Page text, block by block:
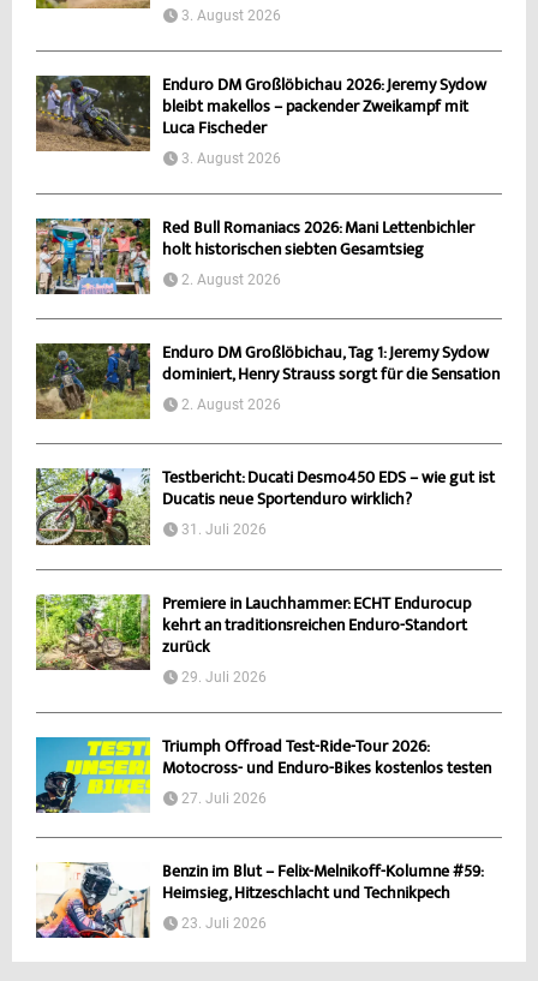
3. August 2026
Enduro DM Großlöbichau 2026: Jeremy Sydow
bleibt makellos – packender Zweikampf mit
Luca Fischeder
3. August 2026
Red Bull Romaniacs 2026: Mani Lettenbichler
holt historischen siebten Gesamtsieg
2. August 2026
Enduro DM Großlöbichau, Tag 1: Jeremy Sydow
dominiert, Henry Strauss sorgt für die Sensation
2. August 2026
Testbericht: Ducati Desmo450 EDS – wie gut ist
Ducatis neue Sportenduro wirklich?
31. Juli 2026
Premiere in Lauchhammer: ECHT Endurocup
kehrt an traditionsreichen Enduro-Standort
zurück
29. Juli 2026
Triumph Offroad Test-Ride-Tour 2026:
Motocross- und Enduro-Bikes kostenlos testen
27. Juli 2026
Benzin im Blut – Felix-Melnikoff-Kolumne #59:
Heimsieg, Hitzeschlacht und Technikpech
23. Juli 2026